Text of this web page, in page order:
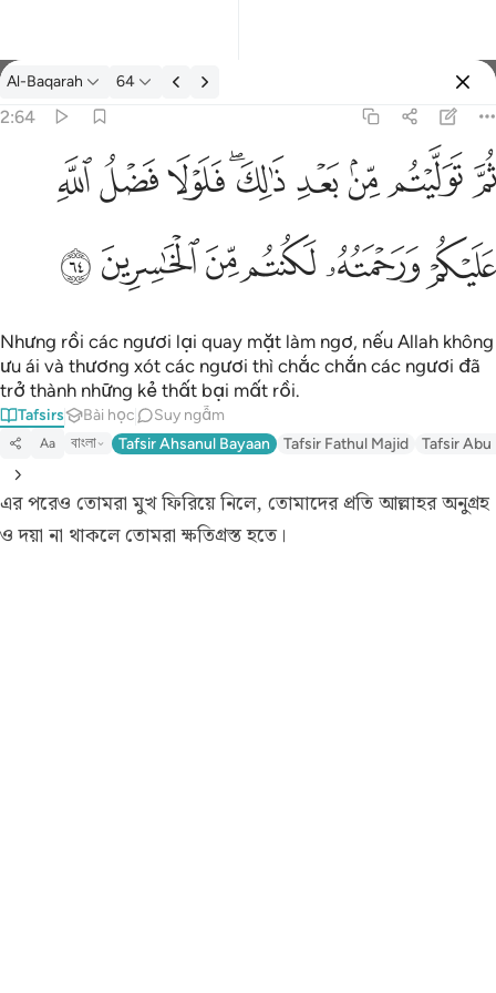
Tafsir: Al-Baqarah 2:64
Al-Baqarah 64
2:64
من بعد ذالك فلولا فضل الله عليكم ورحمته لكنتم من الخاسرين ٦٤
فَضْلُ ٱللَّهِ عَلَيْكُمْ وَرَحْمَتُهُۥ لَكُنتُم مِّنَ ٱلْخَـٰسِرِينَ ٦٤
ﱪﱫﱬﱭﱮﱯﱰﱱﱲ
ﱳﱴﱵﱶﱷﱸ
Nhưng rồi các ngươi lại quay mặt làm ngơ, nếu Allah không
ưu ái và thương xót các ngươi thì chắc chắn các ngươi đã
trở thành những kẻ thất bại mất rồi.
Tafsirs Bài học Suy ngẫm
Aa বাংলা Tafsir Ahsanul Bayaan Tafsir Fathul Majid Tafsir Abu
এর পরেও তোমরা মুখ ফিরিয়ে নিলে, তোমাদের প্রতি আল্লাহর অনুগ্রহ
ও দয়া না থাকলে তোমরা ক্ষতিগ্রস্ত হতে।